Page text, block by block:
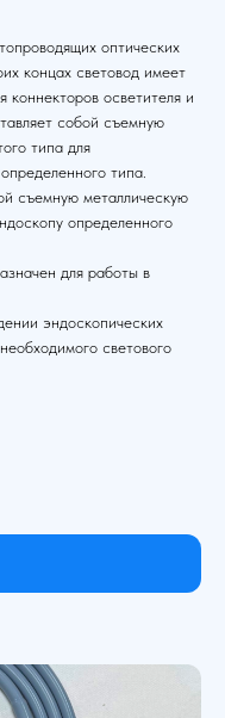
оптических
концах световод имеет
коннекторов осветителя и
собой съемную
типа для
типа.
съемную металлическую
определенного
для работы в
эндоскопических
светового